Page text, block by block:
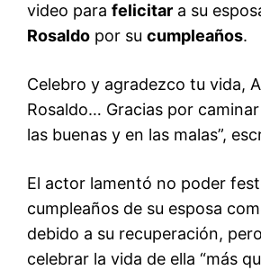
video para felicitar a su
Rosaldo por su cumpleaños.
Celebro y agradezco tu vida,
Rosaldo… Gracias por
las buenas y en las malas”,
El actor lamentó no poder
cumpleaños de su esposa
debido a su recuperación,
celebrar la vida de ella “más